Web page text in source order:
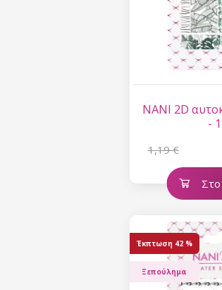
NANI 2D
-
1,19 €
Στο
Έκπτωση 42 %
Ξεπούλημα